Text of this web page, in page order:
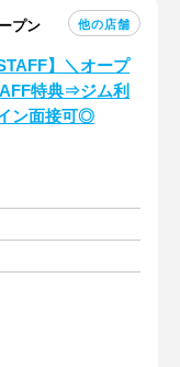
プン 他の店舗
】＼オープ
特典⇒ジム利
ン面接可◎